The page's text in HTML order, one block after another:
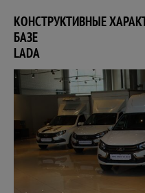
КОНСТРУКТИВНЫЕ
БАЗЕ
LADA